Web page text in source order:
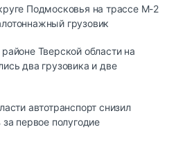
Подмосковья на трассе М-2
грузовик
Тверской области на
два грузовика и две
автотранспорт снизил
за первое полугодие